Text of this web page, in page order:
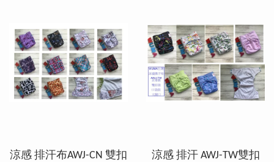
涼感 排汗布AWJ-CN 雙扣
涼感 排汗 AWJ-TW雙扣